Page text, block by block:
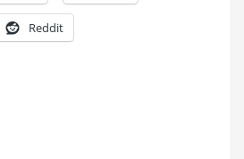
Reddit